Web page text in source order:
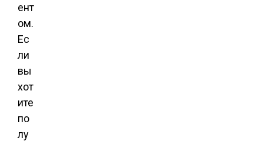
ент
ом.
Ес
ли
вы
хот
ите
по
лу